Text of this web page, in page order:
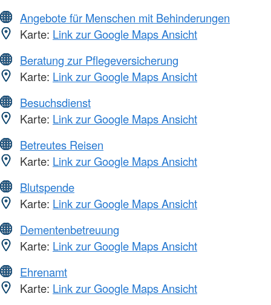
Angebote für Menschen mit Behinderungen
Karte: Link zur Google Maps Ansicht
Beratung zur Pflegeversicherung
Karte: Link zur Google Maps Ansicht
Besuchsdienst
Karte: Link zur Google Maps Ansicht
Betreutes Reisen
Karte: Link zur Google Maps Ansicht
Blutspende
Karte: Link zur Google Maps Ansicht
Dementenbetreuung
Karte: Link zur Google Maps Ansicht
Ehrenamt
Karte: Link zur Google Maps Ansicht